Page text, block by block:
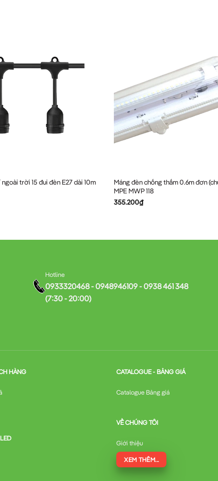
trời 15 đui đèn E27 dài 10m
Máng đèn chống thấm 0.6m đơn
MPE MWP 118
355.200₫
Hotline
0933320468 - 0948946109 - 0938 461 348
(7:30 - 20:00)
HÀNG CATALOGUE - BẢNG GIÁ
Catalogue Bảng giá
VỀ CHÚNG TÔI
Giới thiệu
XEM THÊM...